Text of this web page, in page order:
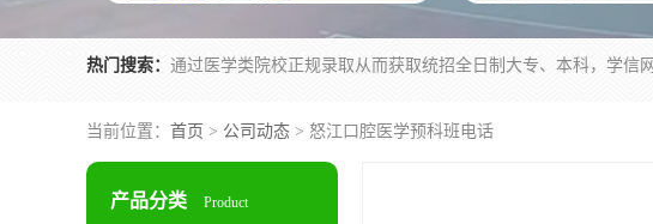
热门搜索：
当前位置： 首页 > 公司动态 > 怒江口腔医学预科班电话
产品分类 Product